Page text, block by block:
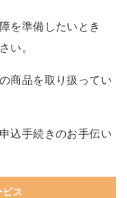
を準備したいとき
い。
商品を取り扱ってい
込手続きのお手伝い
ビス